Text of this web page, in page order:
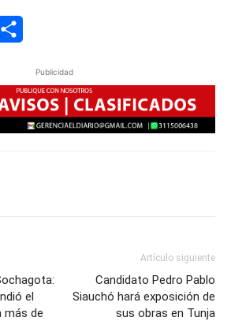
Publicidad
el
más de
Artículo siguiente
Candidato Pedro Pablo
Siauchó hará exposición de
sus obras en Tunja